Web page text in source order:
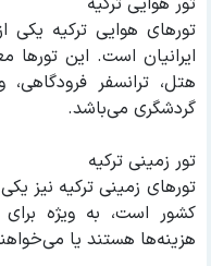
تورهای هوایی ترکیه
ایرانیان است. این تورها
هتل، ترانسفر
گردشگری می‌باشد.
تور زمینی ترکیه
تورهای زمینی ترکیه نیز
کشور است، به ویژه
هزینه‌ها هستند یا